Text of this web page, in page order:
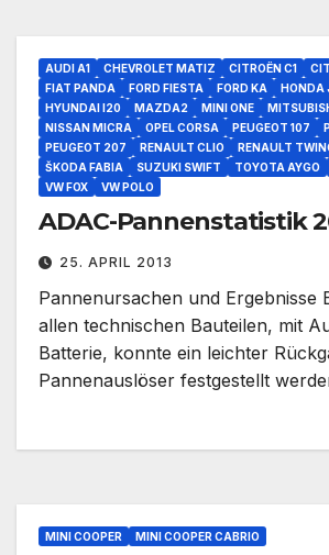
AUDI A1 CHEVROLET MATIZ CITROËN C1
FIAT PANDA
FORD FIESTA FORD KA HONDA
HYUNDAI I20
MAZDA2 MINI ONE
NISSAN MICRA
OPEL CORSA PEUGEOT 107
PEUGEOT 207
RENAULT CLIO RENAULT
ŠKODA FABIA
SUZUKI SWIFT TOYOTA AYGO
VW FOX
VW POLO
ADAC-Pannenstatistik
25. APRIL 2013
Pannenursachen und Ergebnisse
allen technischen Bauteilen, mit
Batterie, konnte ein leichter
Pannenauslöser festgestellt
MINI COOPER MINI COOPER CABRIO